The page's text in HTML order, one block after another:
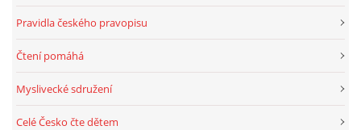
Pravidla českého pravopisu
Čtení pomáhá
Myslivecké sdružení
Celé Česko čte dětem